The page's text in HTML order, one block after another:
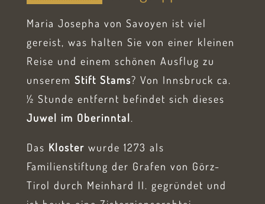
Maria Josepha von Savoyen ist viel
gereist, was halten Sie von einer kleinen
Reise und einem schönen Ausflug zu
unserem Stift Stams? Von Innsbruck ca.
½ Stunde entfernt befindet sich dieses
Juwel im Oberinntal.
Das Kloster wurde 1273 als
Familienstiftung der Grafen von Görz-
Tirol durch Meinhard II. gegründet und